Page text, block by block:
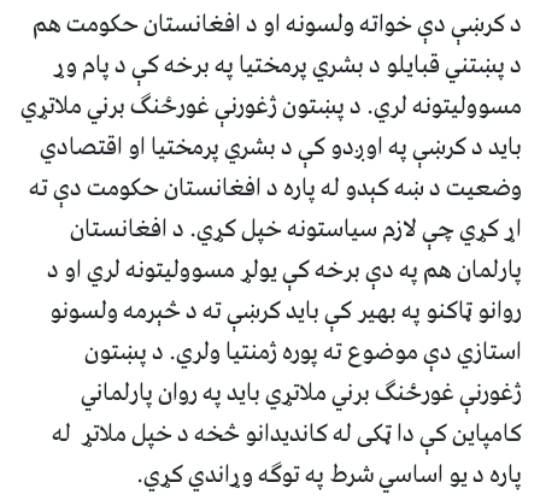
د کرښې دې خواته ولسونه او د افغانستان حکومت هم
د پښتني قبایلو د بشري پرمختیا په برخه کې د پام وړ
مسوولیتونه لري. د پښتون ژغورنې غورځنګ برني ملاتړي
باید د کرښې په اوږدو کې د بشري پرمختیا او اقتصادي
وضعیت د ښه کېدو له پاره د افغانستان حکومت دې ته
اړ کړي چې لازم سیاستونه خپل کړي. د افغانستان
پارلمان هم په دې برخه کې یولړ مسوولیتونه لري او د
روانو ټاکنو په بهیر کې باید کرښې ته د څېرمه ولسونو
استازي دې موضوع ته پوره ژمنتیا ولري. د پښتون
ژغورنې غورځنګ برني ملاتړي باید په روان پارلماني
کامپاین کې دا ټکی له کاندیدانو څخه د خپل ملاتړ له
پاره د یو اساسي شرط په توګه وړاندي کړي.